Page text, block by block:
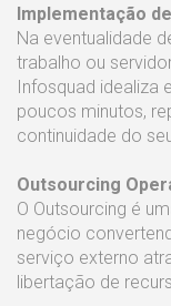
Implementação
Na eventualidade
trabalho ou
Infosquad idealiza
poucos minutos,
continuidade do
Outsourcing
O Outsourcing é
negócio
serviço externo
libertação de